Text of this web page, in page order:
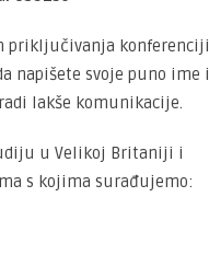
priključivanja konferenciji
napišete svoje puno ime i
lakše komunikacije.
u Velikoj Britaniji i
s kojima surađujemo: